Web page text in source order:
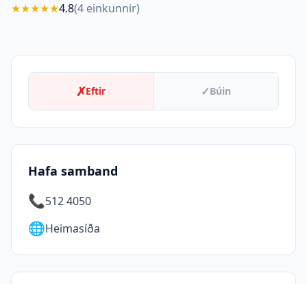
★★★★★4.8(4 einkunnir)
✗Eftir ✓Búin
Hafa samband
📞512 4050
🌐Heimasíða